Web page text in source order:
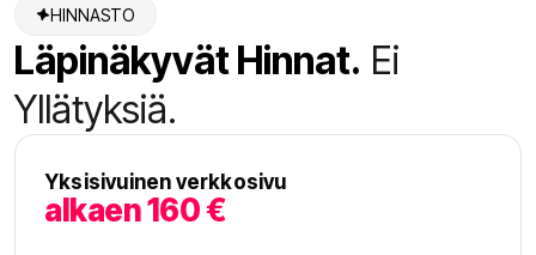
HINNASTO
Läpinäkyvät Hinnat. Ei
Yllätyksiä.
Yksisivuinen verkkosivu
alkaen 160 €